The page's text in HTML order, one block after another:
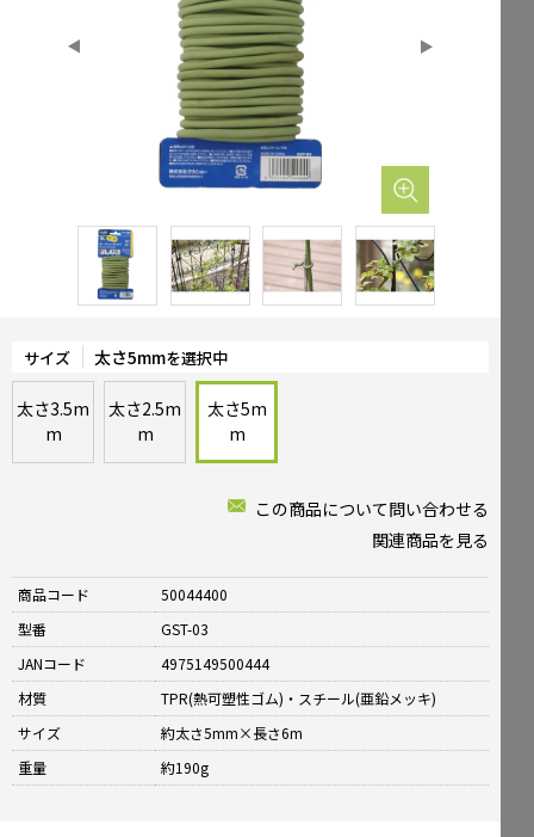
メールでお問合せ よくお寄せいただくご質問
Tel. 0120-51-4128
サイズ 太さ5mmを選択中
太さ3.5m
m
太さ2.5m
m
太さ5m
m
この商品について問い合わせる
関連商品を見る
商品コード
50044400
型番
GST-03
JANコード
4975149500444
材質
TPR(熱可塑性ゴム)・スチール(亜鉛メッキ)
サイズ
約太さ5mm×長さ6m
重量
約190g